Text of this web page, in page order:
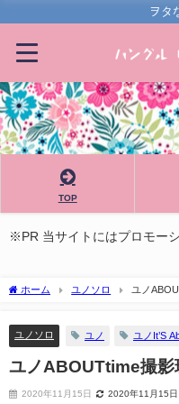
ヲタ
TOP
※PR 当サイトにはプロモー
ホーム ユノソロ ユノ
ユノソロ ユノ ユノIt’S
ユノABOUTtime撮影
2020年11月15日 2020年11月15日